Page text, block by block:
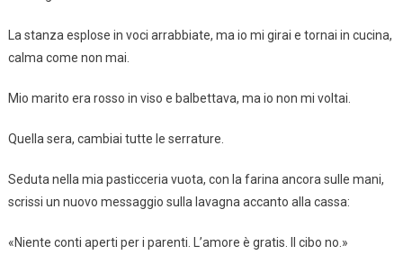
La stanza esplose in voci arrabbiate, ma io mi girai e tornai in cucina,
calma come non mai.
Mio marito era rosso in viso e balbettava, ma io non mi voltai.
Quella sera, cambiai tutte le serrature.
Seduta nella mia pasticceria vuota, con la farina ancora sulle mani,
scrissi un nuovo messaggio sulla lavagna accanto alla cassa:
«Niente conti aperti per i parenti. L’amore è gratis. Il cibo no.»